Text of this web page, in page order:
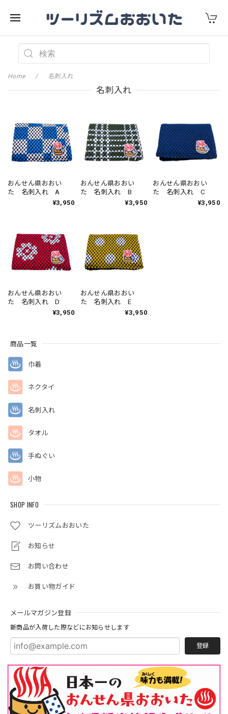
商品一覧
巾着
ネクタイ
名刺入れ
タオル
手ぬぐい
小物
SHOP INFO
ツーリズムおおいた
お知らせ
お問い合わせ
お買い物ガイド
メールマガジン登録
新商品が入荷した際などにお知らせします
登録
Home 名刺入れ
名刺入れ
おんせん県おおい
た 名刺入れ A
¥3,950
おんせん県おおい
た 名刺入れ B
¥3,950
おんせん県おおい
た 名刺入れ C
¥3,950
おんせん県おおい
た 名刺入れ D
¥3,950
おんせん県おおい
た 名刺入れ E
¥3,950